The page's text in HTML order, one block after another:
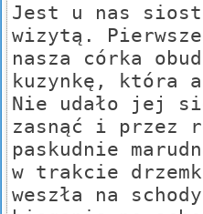
Jest u nas
wizytą.
nasza córka
kuzynkę, która
Nie udało jej
zasnąć i przez
paskudnie
w trakcie
weszła na